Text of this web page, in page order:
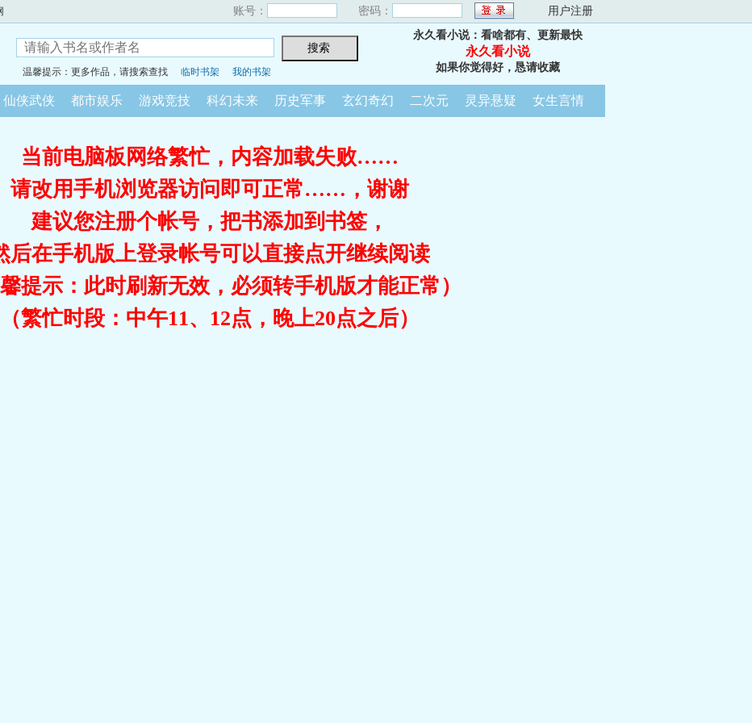
账号： 密码： 用户注册
温馨提示：更多作品，请搜索查找 临时书架 我的书架
永久看小说：看啥都有、更新最快
永久看小说
如果你觉得好，恳请收藏
仙侠武侠 都市娱乐 游戏竞技 科幻未来 历史军事 玄幻奇幻 二次元 灵异悬疑 女生言情
当前电脑板网络繁忙，内容加载失败……
请改用手机浏览器访问即可正常……，谢谢
建议您注册个帐号，把书添加到书签，
后在手机版上登录帐号可以直接点开继续阅读
馨提示：此时刷新无效，必须转手机版才能正常）
（繁忙时段：中午11、12点，晚上20点之后）